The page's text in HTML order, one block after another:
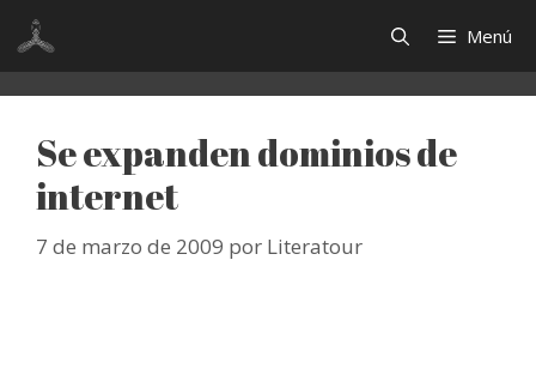
Saltar
contenido
Menú
Se expanden dominios de
internet
7 de marzo de 2009 por Literatour